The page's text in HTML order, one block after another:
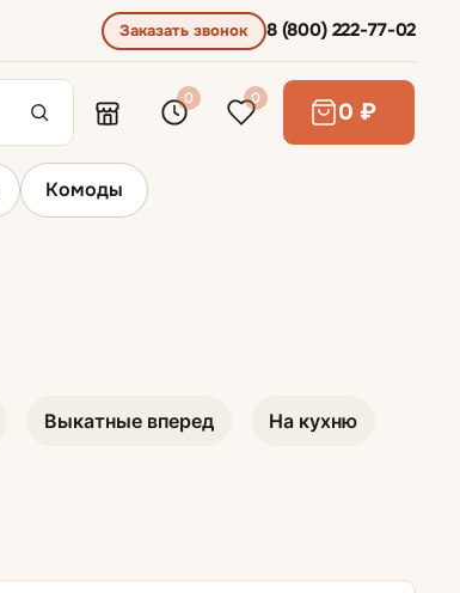
Заказать звонок 8 (800) 222-77-02
0 0 0 ₽
Диваны для ежедневного сна
Комоды
Выкатные вперед На кухню